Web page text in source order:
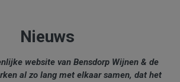
Nieuws
website van Bensdorp Wijnen & de
al zo lang met elkaar samen, dat het